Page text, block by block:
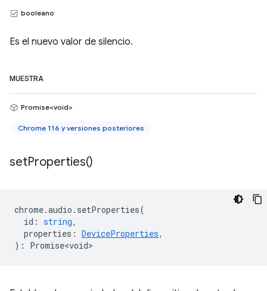
booleano
Es el nuevo valor de silencio.
MUESTRA
Promise<void>
Chrome 116 y versiones posteriores
setProperties()
chrome.audio . setProperties(
id : string,
properties : DeviceProperties,
) : Promise<void>